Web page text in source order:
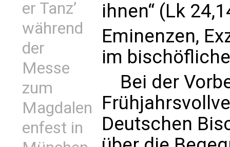
er Tanz’
während
der
Messe
zum
Magdalen
enfest in
ihnen“ (Lk
Eminenzen,
im
Bei der
Deutschen